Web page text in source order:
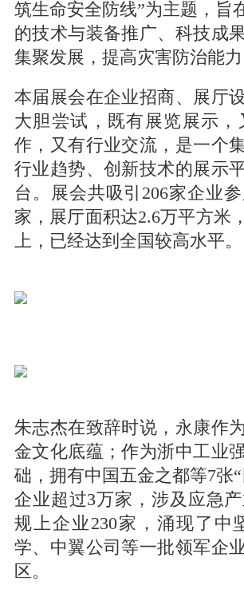
筑生命安全防线”为主题，旨
的技术与装备推广、科技成
集聚发展，提高灾害防治能
本届展会在企业招商、展厅
大胆尝试，既有展览展示
作，又有行业交流，是一个
行业趋势、创新技术的展示
台。展会共吸引206家企业
家，展厅面积达2.6万平方米
上，已经达到全国较高水平。
朱志杰在致辞时说，永康作
金文化底蕴；作为浙中工业
础，拥有中国五金之都等7张
企业超过3万家，涉及应急
规上企业230家，涌现了中
学、中翼公司等一批领军企
区。